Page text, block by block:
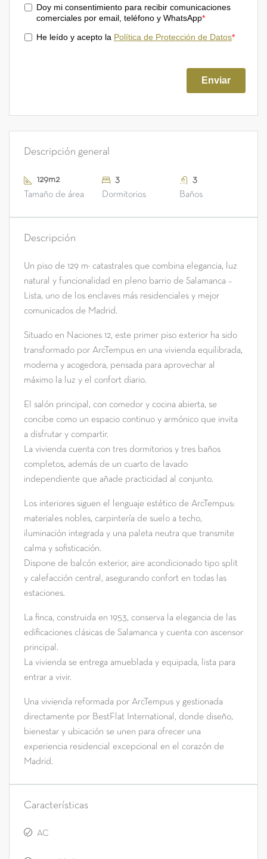
Descripción general
129m2
Tamaño de área
3
Dormitorios
3
Baños
Descripción
Un piso de 129 m² catastrales que combina elegancia, luz
natural y funcionalidad en pleno barrio de Salamanca –
Lista, uno de los enclaves más residenciales y mejor
comunicados de Madrid.
Situado en Naciones 12, este primer piso exterior ha sido
transformado por ArcTempus en una vivienda equilibrada,
moderna y acogedora, pensada para aprovechar al
máximo la luz y el confort diario.
El salón principal, con comedor y cocina abierta, se
concibe como un espacio continuo y armónico que invita
a disfrutar y compartir.
La vivienda cuenta con tres dormitorios y tres baños
completos, además de un cuarto de lavado
independiente que añade practicidad al conjunto.
Los interiores siguen el lenguaje estético de ArcTempus:
materiales nobles, carpintería de suelo a techo,
iluminación integrada y una paleta neutra que transmite
calma y sofisticación.
Dispone de balcón exterior, aire acondicionado tipo split
y calefacción central, asegurando confort en todas las
estaciones.
La finca, construida en 1953, conserva la elegancia de las
edificaciones clásicas de Salamanca y cuenta con ascensor
principal.
La vivienda se entrega amueblada y equipada, lista para
entrar a vivir.
Una vivienda reformada por ArcTempus y gestionada
directamente por BestFlat International, donde diseño,
bienestar y ubicación se unen para ofrecer una
experiencia residencial excepcional en el corazón de
Madrid.
Características
AC